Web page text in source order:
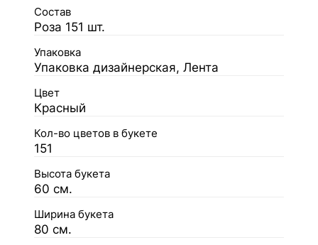
Состав
Роза 151 шт.
Упаковка
Упаковка дизайнерская, Лента
Цвет
Красный
Кол-во цветов в букете
151
Высота букета
60 см.
Ширина букета
80 см.